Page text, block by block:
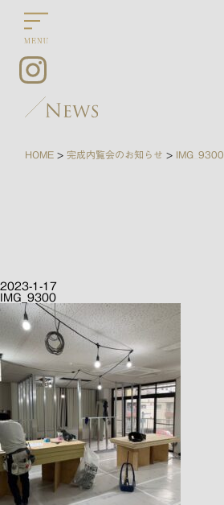
HOME >完成内覧会のお知らせ > IMG_9300
2023-1-17
IMG_9300